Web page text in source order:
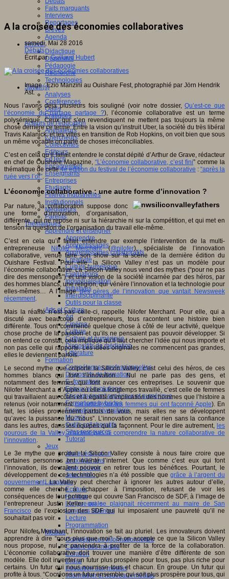
Faits marquants
Interviews
Reportages
Brèves
Agenda
Innover
Didactique
Dispositifs
Pédagogie
Recherche
Technologies
Savoir(s)
Analyses
Conférences
Outils
Pratiques
Acteurs de l'éducation
Animateurs
Chercheurs
Collectivités
Editeurs
EdTech
Encadrement
Enseignants
Entreprises
Etudiants
Filières industrielles
Institutionnels
Médiateurs
Parents
Thématiques
Apprendre et enseigner
Apprendre
Apprentissages
Apprentissages collaboratifs
Créativité
Culture numérique
Evaluations
Individualisation
Initiatives
Interdisciplinarité
Outils pour la classe
Arts et Culture
Art
Cinéma
Culture
Culture et numérique
Dispositifs de médiation
Littérature
Formation
Compétences professionnelles
Dispositifs de formation
E- formation
Enjeux et évolutions
Enseignement supérieur et numérique
Formations hybrides
Formation universitaire
Mooc’s
Outils collaboratifs
Sites ressources
Tutorat
Jeux
Jeu et éducation
Jeux 4/12 ans
Jeux sérieux
Jeux vidéo
Langages
Ecriture
Humour
Langue orale
Langues vivantes
Lecture
Programmation
Médias
Compétences informationnelles
Culture des médias
Curation
Droits
Education aux médias
Information et nouveaux médias
A la croisée des économies collaboratives
samedi, Mai 28 2016
Débats
Écrit parGuillaud Hubert
Image : Ezio Manzini au Ouishare Fest, photographié par Jörn Hendrik
Ast.
Nous l’avons déjà plusieurs fois souligné (voir notre dossier,Qu’est-ce que
l’économie du partage partage ?), l’économie collaborative est un terme
polysémique. Ceux qui s’en revendiquent ne mettent pas toujours la même
chose derrière ce terme. Entre la vision qu’instruit Uber, la société du très libéral
Travis Kalanick, et les villes en transition de Rob Hopkins, on voit bien que sous
un même vocable on parle de choses irréconciliables.
C’est en cela qu’il fallait entendre le constat dépité d’Arthur de Grave, rédacteur
en chef de Ouishare Magazine, “L’économie collaborative, c’est fini” comme la
thématique de cette4e édition du festival de l’économie collaborative : “après la
ruée vers l’or”.
L’économie collaborative : une autre forme d’innovation ?
Par nature, la collaboration suppose donc
une forme d’innovation, d’organisation,
différente, qui ne repose ni sur la hiérarchie ni sur la compétition, et qui met en
tension la question de l’organisation du travail elle-même.
C’est en cela qu’il fallait entendre par exemple l’intervention de la multi-
entrepreneuse
Nilofer Merchant(@nilofer), spécialiste de l’innovation
collaborative, venue faire son show sur la scène de la dernière édition du
Ouishare Festival. Pour elle, la Silicon Valley n’est pas un modèle pour
l’économie collaborative. La Silicon Valley nous vend des mythes (“pour ne pas
dire des mensonges”) et une vision de la société incarnée par des héros, par
des hommes blancs, une religion, qui vénère l’innovation et la technologie pour
elles-mêmes… A l’imagedes pères de l’innovation que vantait Newsweek
récemment.
Mais la réalité n’est pas celle-ci, rappelle Nilofer Merchant. Pour elle, qui a
discuté avec beaucoup d’entrepreneurs, tous racontent une histoire bien
différente. Tous ont commencé quelque chose à côté de leur activité, quelque
chose proche de la passion et qu’ils ne pensaient pas pouvoir développer. Si
on entend ce constat, cela implique qu’il faut chercher l’idée qui nous importe et
non pas celle qui rapporte. Les idées originales ne commencent pas grandes,
elles le deviennent parfois.
Le second mythe que colporte la Silicon Valley, c’est celui des héros, de ces
hommes blancs qui font l’innovation… Nul ne parle pas des gens, et
notamment des femmes, qui font avancer ces entreprises. Le souvenir que
Nilofer Merchant a d’Apple où elle a longtemps travaillé, c’est celle de femmes
qui travaillaient aux côtés et à égalité d’implication des hommes que l’histoire a
retenus (voir notammentcet article sur les femmes qui ont façonné Apple). En
fait, les idées proviennent parfois de vous, mais elles ne se développent
qu’avec la puissance du “nous”. L’innovation ne serait rien sans la confiance
dans les autres, dans les équipes qui la façonnent. Pour le dire autrement, les
gourous de la Valley n’aident pas à comprendre la nature collaborative de
l’innovation.
Le 3e mythe que produit la Silicon Valley consiste à nous faire croire que
certaines personnes ont inventé l’internet. Que comme c’est eux qui font
l’innovation, ils devraient pouvoir en retirer tous les bénéfices. Pourtant, le
développement de ces technologies n’a été possible quegrâce à l’argent du
gouvernement. La Valley peut chercher à ignorer les autres autour d’elle,
comme elle cherche à échapper à l’imposition, refusant de voir les
conséquences de leur politique qui couvre San Francisco de SDF, à l’image de
l’entrepreneur Justin Kellerqui se plaignait récemment au maire de San
Francisco de l’explosion des SDF qui lui imposaient une pauvreté qu’il ne
souhaitait pas voir.
Pour Nilofer Merchant, l’innovation se fait au pluriel. Les innovateurs doivent
apprendre à dire “nous plus que moi”. Si on accepte ce que la Silicon Valley
nous propose, nul ne parviendra à profiter de la force de la collaboration.
L’économie collaborative doit trouver une manière d’être différente de son
modèle. Elle doit inventer un futur plus prospère pour tous, pas plus riche pour
certains. Un futur qui nous nourrisse tous et chacun. En groupe. Un futur qui
profite à tous. “Cocréons un futur ensemble qui soit plus prospère pour tous, qui